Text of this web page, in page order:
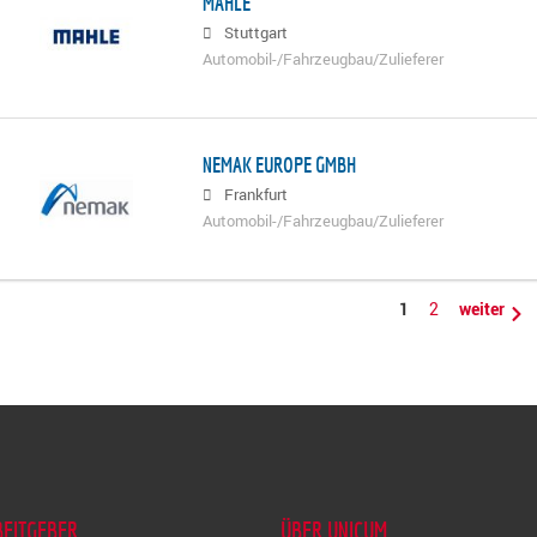
Stuttgart
Automobil-/Fahrzeugbau/Zulieferer
NEMAK EUROPE GMBH
Frankfurt
Automobil-/Fahrzeugbau/Zulieferer
1 2 weiter
ÜBER UNICUM